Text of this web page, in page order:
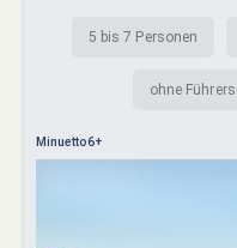
5 bis 7 Personen
ohne
Minuetto6+